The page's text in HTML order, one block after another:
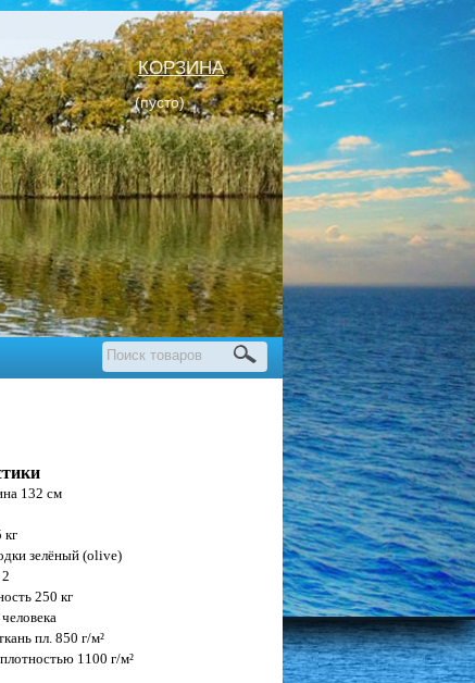
КОРЗИНА
(пусто)
132 см
кг
зелёный (olive)
250 кг
пл. 850 г/м²
1100 г/м²